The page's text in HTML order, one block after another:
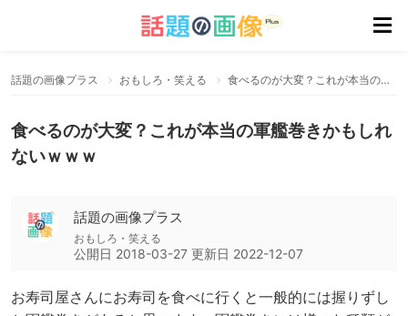
話題の画像プラス おもしろ・笑える 食べるのが大変？これが本当の軍艦巻きかもしれないｗｗｗ
食べるのが大変？これが本当の軍艦巻きかもしれ
ないｗｗｗ
話題の画像プラス
おもしろ・笑える
公開日 2018-03-27 更新日 2022-12-07
お寿司屋さんにお寿司を食べに行くと一般的には握りずし